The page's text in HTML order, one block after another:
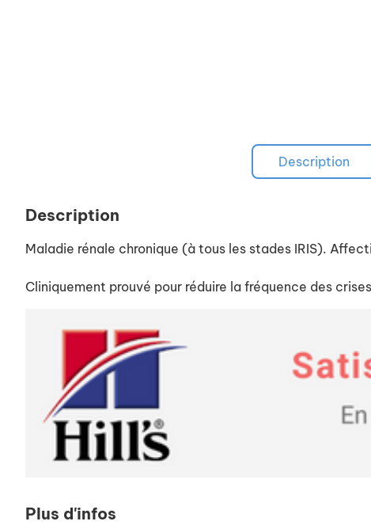
Description
Description
Maladie rénale chronique (à tous les stades IRIS).
Cliniquement prouvé pour réduire la fréquence des
Plus d'infos